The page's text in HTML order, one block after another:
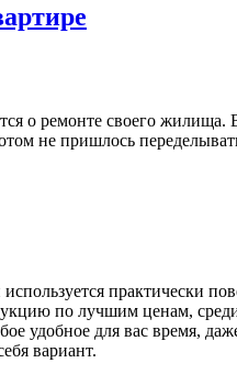
о ремонте своего жилища.
не пришлось
практически
по лучшим ценам,
удобное для вас время,
вариант.